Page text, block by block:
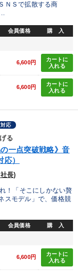
ＮＳで拡散する商
会員価格 購 入
6,600円
カートに
入れる
6,600円
カートに
入れる
応
る
一点突破戦略》音
）
長)
！「そこにしかない贅
スモデル」で、価格競
会員価格 購 入
6,600円
カートに
入れる